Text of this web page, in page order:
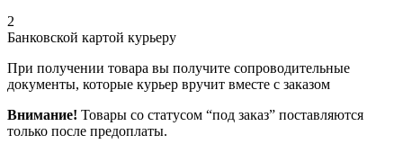
2
Банковской картой курьеру
При получении товара вы получите сопроводительные
документы, которые курьер вручит вместе с заказом
Внимание! Товары со статусом “под заказ” поставляются
только после предоплаты.